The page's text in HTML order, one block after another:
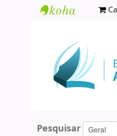
Agamenon
Magalhães
Pesquisar